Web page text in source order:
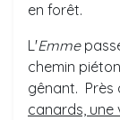
en forêt.
L'Emme
chemin
gênant. Près
canards, une